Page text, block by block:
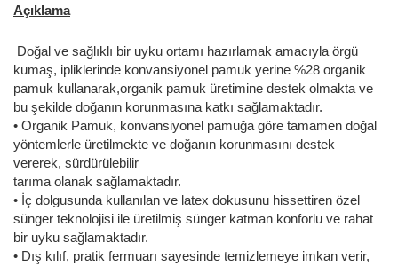
Açıklama
Doğal ve sağlıklı bir uyku ortamı hazırlamak amacıyla örgü
kumaş, ipliklerinde konvansiyonel pamuk yerine %28 organik
pamuk kullanarak,organik pamuk üretimine destek olmakta ve
bu şekilde doğanın korunmasına katkı sağlamaktadır.
• Organik Pamuk, konvansiyonel pamuğa göre tamamen doğal
yöntemlerle üretilmekte ve doğanın korunmasını destek
vererek, sürdürülebilir
tarıma olanak sağlamaktadır.
• İç dolgusunda kullanılan ve latex dokusunu hissettiren özel
sünger teknolojisi ile üretilmiş sünger katman konforlu ve rahat
bir uyku sağlamaktadır.
• Dış kılıf, pratik fermuarı sayesinde temizlemeye imkan verir,